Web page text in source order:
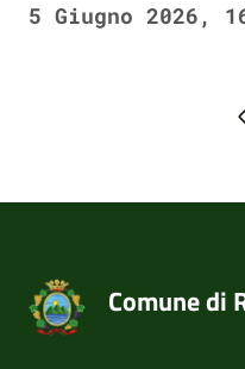
5 Giugno 2026,
Pagina
Comune di